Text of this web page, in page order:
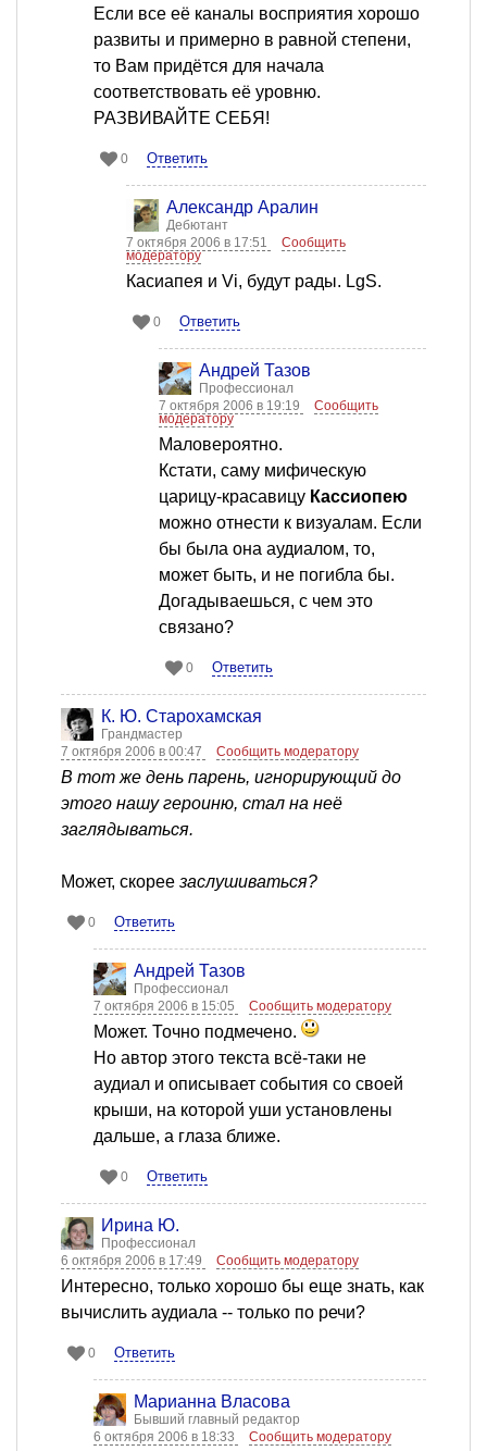
Если все её каналы восприятия хорошо
развиты и примерно в равной степени,
то Вам придётся для начала
соответствовать её уровню.
РАЗВИВАЙТЕ СЕБЯ!
0 Ответить
Александр Аралин
Дебютант
7 октября 2006 в 17:51
Сообщить
модератору
Касиапея и Vi, будут рады. LgS.
0 Ответить
Андрей Тазов
Профессионал
7 октября 2006 в 19:19
Сообщить
модератору
Маловероятно.
Кстати, саму мифическую
царицу-красавицу Кассиопею
можно отнести к визуалам. Если
бы была она аудиалом, то,
может быть, и не погибла бы.
Догадываешься, с чем это
связано?
0 Ответить
К. Ю. Старохамская
Грандмастер
7 октября 2006 в 00:47
Сообщить модератору
В тот же день парень, игнорирующий до
этого нашу героиню, стал на неё
заглядываться.
Может, скорее заслушиваться?
0 Ответить
Андрей Тазов
Профессионал
7 октября 2006 в 15:05
Сообщить модератору
Может. Точно подмечено.
Но автор этого текста всё-таки не
аудиал и описывает события со своей
крыши, на которой уши установлены
дальше, а глаза ближе.
0 Ответить
Ирина Ю.
Профессионал
6 октября 2006 в 17:49
Сообщить модератору
Интересно, только хорошо бы еще знать, как
вычислить аудиала -- только по речи?
0 Ответить
Марианна Власова
Бывший главный редактор
6 октября 2006 в 18:33
Сообщить модератору